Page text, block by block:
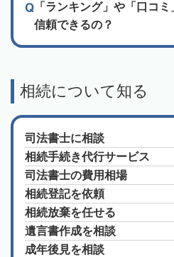
「ランキング」や「口コ
信頼できるの？
相続について知る
司法書士に相談
相続手続き代行サービス
司法書士の費用相場
相続登記を依頼
相続放棄を任せる
遺言書作成を相談
成年後見を相談